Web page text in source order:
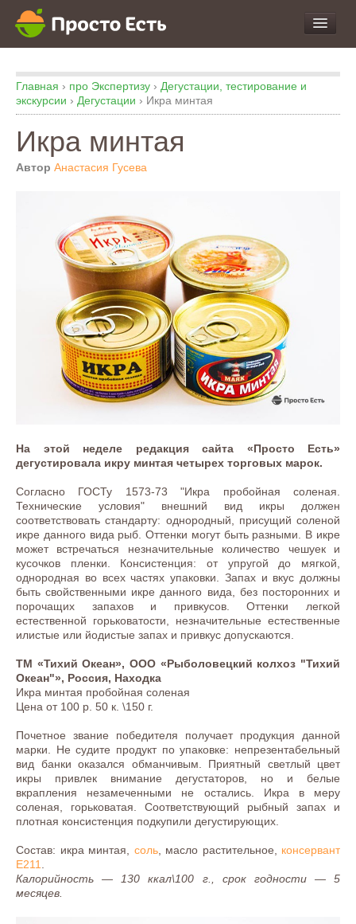
про Еду
про Кухню
про Экспертизу
Главная › про Экспертизу › Дегустации, тестирование и
экскурсии › Дегустации › Икра минтая
Икра минтая
Автор Анастасия Гусева
На этой неделе редакция сайта «Просто Есть»
дегустировала икру минтая четырех торговых марок.
Согласно ГОСТу 1573-73 "Икра пробойная соленая.
Технические условия" внешний вид икры должен
соответствовать стандарту: однородный, присущий соленой
икре данного вида рыб. Оттенки могут быть разными. В икре
может встречаться незначительные количество чешуек и
кусочков пленки. Консистенция: от упругой до мягкой,
однородная во всех частях упаковки. Запах и вкус должны
быть свойственными икре данного вида, без посторонних и
порочащих запахов и привкусов. Оттенки легкой
естественной горьковатости, незначительные естественные
илистые или йодистые запах и привкус допускаются.
ТМ «Тихий Океан», ООО «Рыболовецкий колхоз "Тихий
Океан"», Россия, Находка
Икра минтая пробойная соленая
Цена от 100 р. 50 к. \150 г.
Почетное звание победителя получает продукция данной
марки. Не судите продукт по упаковке: непрезентабельный
вид банки оказался обманчивым. Приятный светлый цвет
икры привлек внимание дегустаторов, но и белые
вкрапления незамеченными не остались. Икра в меру
соленая, горьковатая. Соответствующий рыбный запах и
плотная консистенция подкупили дегустирующих.
Состав: икра минтая, соль, масло растительное, консервант
Е211
Калорийность — 130 ккал\100 г., срок годности — 5
месяцев.